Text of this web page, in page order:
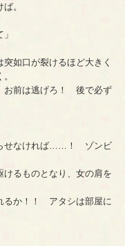
。
如口が裂けるほど大きく
お前は逃げろ！ 後で必ず
らせなければ……！ ゾンビ
るものとなり、女の肩を
るか！！ アタシは部屋に